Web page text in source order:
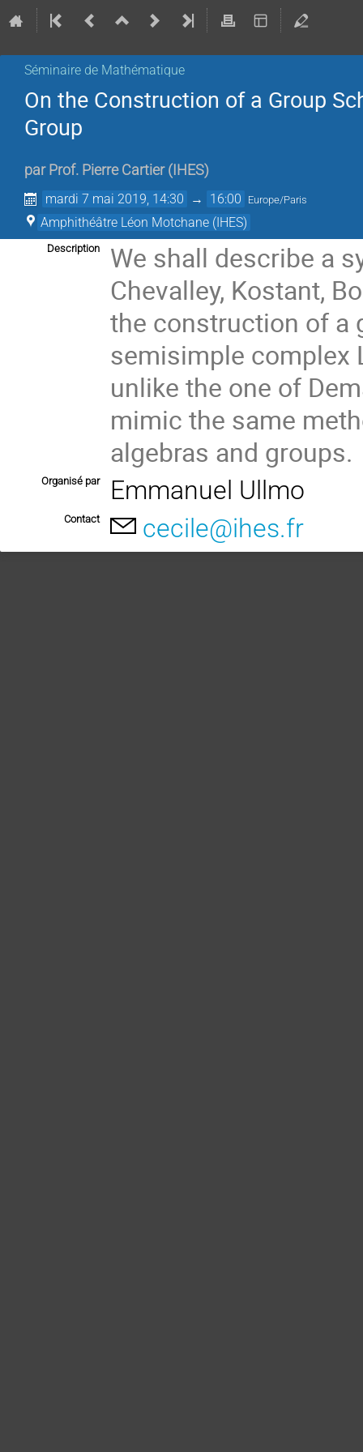
Séminaire de Mathématique
On the Construction of a Group
Group
par Prof. Pierre Cartier ( IHES)
mardi 7 mai 2019, 14:30 → 16:00 Europe/Paris
Amphithéâtre Léon Motchane (IHES)
Description
We shall describe a
Chevalley, Kostant,
the construction of a
semisimple complex
unlike the one of
mimic the same
algebras and groups.
Organisé par Emmanuel Ullmo
Contact cecile@ihes.fr